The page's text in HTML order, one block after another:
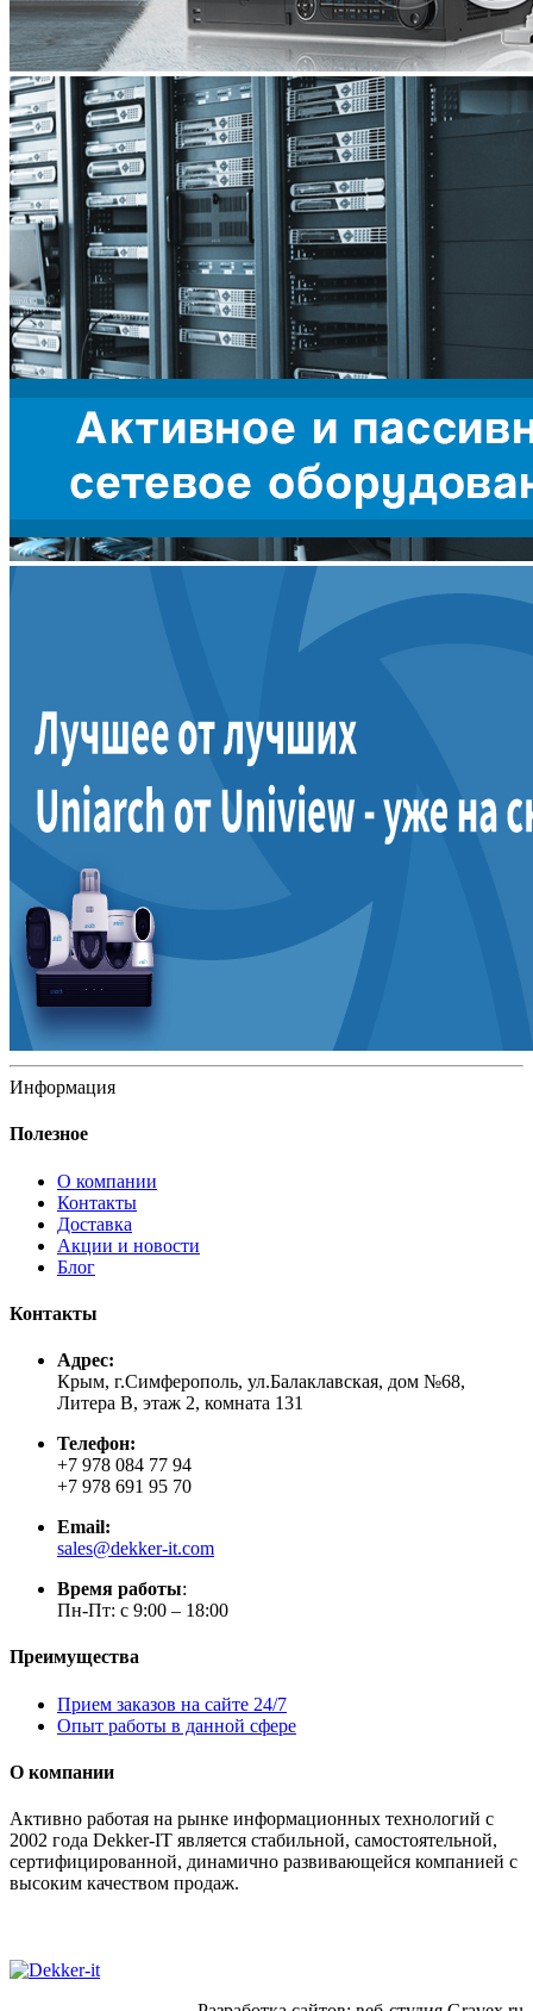
Информация
Полезное
О компании
Контакты
Доставка
Акции и новости
Блог
Контакты
Адрес:
Крым, г.Симферополь, ул.Балаклавская, дом №68,
Литера В, этаж 2, комната 131
Телефон:
+7 978 084 77 94
+7 978 691 95 70
Email:
sales@dekker-it.com
Время работы:
Пн-Пт: с 9:00 – 18:00
Преимущества
Прием заказов на сайте 24/7
Опыт работы в данной сфере
О компании
Активно работая на рынке информационных технологий с
2002 года Dekker-IT является стабильной, самостоятельной,
сертифицированной, динамично развивающейся компанией с
высоким качеством продаж.